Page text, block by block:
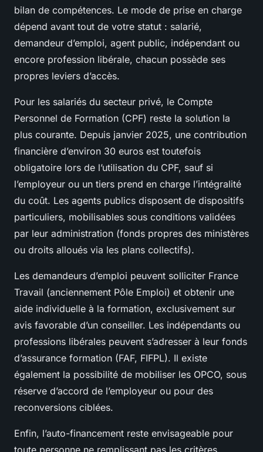
bilan de compétences. Le mode de prise en charge
dépend avant tout de votre statut : salarié,
demandeur d’emploi, agent public, indépendant ou
encore profession libérale, chacun possède ses
propres leviers d’accès.
Pour les salariés du secteur privé, le Compte
Personnel de Formation (CPF) reste la solution la
plus courante. Depuis janvier 2025, une contribution
financière d’environ 30 euros est toutefois
obligatoire lors de l’utilisation du CPF, sauf si
l’employeur ou un tiers prend en charge l’intégralité
du coût. Les agents publics disposent de dispositifs
particuliers, mobilisables sous conditions validées
par leur administration (fonds propres des ministères
ou droits alloués via les plans collectifs).
Les demandeurs d’emploi peuvent solliciter France
Travail (anciennement Pôle Emploi) et obtenir une
aide individuelle à la formation, exclusivement sur
avis favorable d’un conseiller. Les indépendants ou
professions libérales peuvent s’adresser à leur fonds
d’assurance formation (FAF, FIFPL). Il existe
également la possibilité de mobiliser les OPCO, sous
réserve d’accord de l’employeur ou pour des
reconversions ciblées.
Enfin, l’auto-financement reste envisageable pour
toute personne ne remplissant pas les critères